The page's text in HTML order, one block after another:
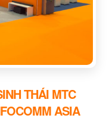
THÁI MTC
ASIA